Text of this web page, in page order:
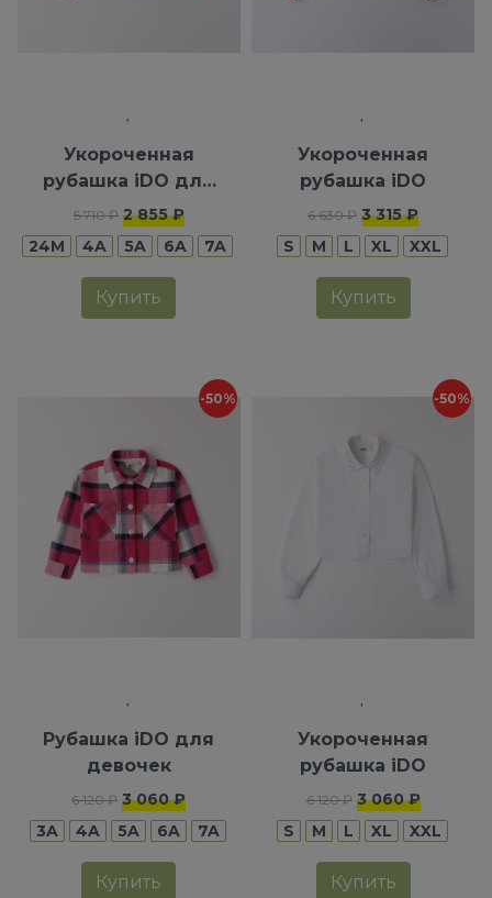
Укороченная
рубашка iDO для
девочек
5 710 ₽ 2 855 ₽
24M
4A 5A 6A 7A
Купить
Укороченная
рубашка iDO
6 630 ₽ 3 315 ₽
S
M L XL XXL
Купить
-50%
Рубашка iDO для
девочек
6 120 ₽ 3 060 ₽
3A
4A 5A 6A 7A
Купить
-50%
Укороченная
рубашка iDO
6 120 ₽ 3 060 ₽
S
M L XL XXL
Купить